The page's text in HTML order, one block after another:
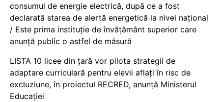
consumul de energie electrică, după ce a fost
declarată starea de alertă energetică la nivel național
/ Este prima instituție de învățământ superior care
anunță public o astfel de măsură
LISTA 10 licee din țară vor pilota strategii de
adaptare curriculară pentru elevii aflați în risc de
excluziune, în proiectul RECRED, anunță Ministerul
Educației